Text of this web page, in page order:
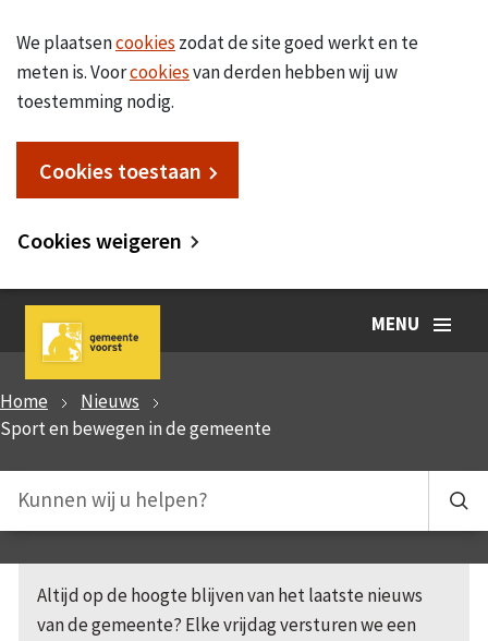
We plaatsencookies zodat de site goed werkt en te
meten is. Voorcookiesvan derden hebben wij uw
toestemming nodig.
Cookies toestaan
Cookies weigeren
MENU
Home
Nieuws
Sport en bewegen in de gemeente
Altijd op de hoogte blijven van het laatste nieuws
van de gemeente? Elke vrijdag versturen we een